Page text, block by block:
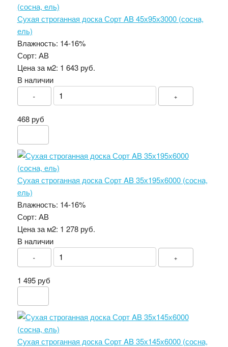
Сухая строганная доска Сорт AB 45х95х3000 (сосна,
ель)
Влажность: 14-16%
Сорт: АВ
Цена за м2: 1 643 руб.
В наличии
- +
468 руб
Сухая строганная доска Сорт AB 35х195х6000 (сосна,
ель)
Влажность: 14-16%
Сорт: АВ
Цена за м2: 1 278 руб.
В наличии
- +
1 495 руб
Сухая строганная доска Сорт AB 35х145х6000 (сосна,